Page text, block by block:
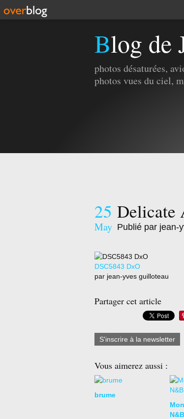
Blog
photos désaturées,
photos vues du ciel,
25
May
Delicate
Publié par jean-
DSC5843 DxO
par jean-yves guilloteau
Partager cet article
S'inscrire à la newsletter
Vous aimerez aussi :
brume
N&B